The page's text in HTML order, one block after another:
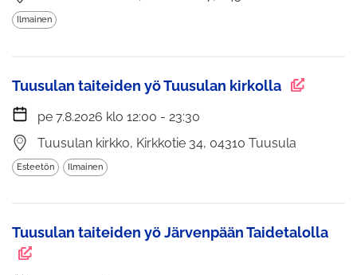
Ilmainen
Tuusulan taiteiden yö Tuusulan kirkolla
pe 7.8.2026 klo 12:00 - 23:30
Tuusulan kirkko, Kirkkotie 34, 04310 Tuusula
Esteetön Ilmainen
Tuusulan taiteiden yö Järvenpään Taidetalolla